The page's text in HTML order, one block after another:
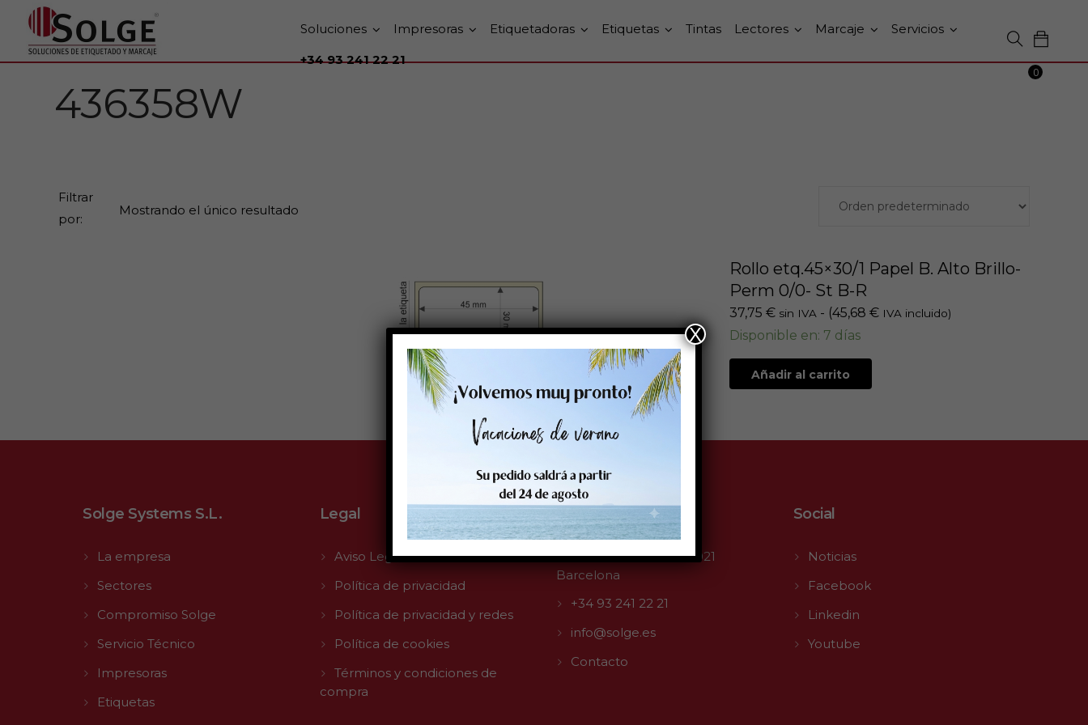
Soluciones Impresoras Etiquetadoras Etiquetas Tintas Lectores Marcaje Servicios
+34 93 241 22 21
0
436358W
Filtrar
por:
Mostrando el único resultado
Rollo etq.45×30/1 Papel B. Alto Brillo-
Perm 0/0- St B-R
37,75 € sin IVA- (45,68 € IVA incluido)
Disponible en: 7 días
Añadir al carrito
Solge Systems S.L.
La empresa
Sectores
Compromiso Solge
Servicio Técnico
Impresoras
Etiquetas
Legal
Aviso Legal
Política de privacidad
Política de privacidad y redes
Política de cookies
Términos y condiciones de
compra
Contacto
C/ Muntaner, 263 08021
Barcelona
+34 93 241 22 21
info@solge.es
Contacto
Social
Noticias
Facebook
Linkedin
Youtube
X